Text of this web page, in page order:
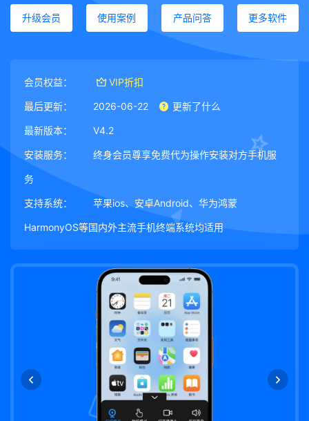
升级会员 使用案例 产品问答 更多软件
会员权益： VIP折扣
最后更新： 2026-06-22 更新了什么
最新版本： V4.2
安装服务： 终身会员尊享免费代为操作安装对方手机服
务
支持系统： 苹果ios、安卓Android、华为鸿蒙
HarmonyOS等国内外主流手机终端系统均适用